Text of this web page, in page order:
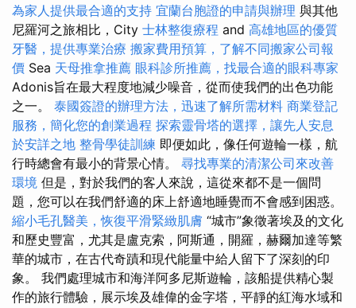
為家人提供最合適的支持 宜蘭台胞證的申請與辦理 與其他
尼羅河之旅相比，City 士林整復療程 and 高雄地區的優質
牙醫，提供專業治療 搬家費用預算，了解不同搬家公司報
價 Sea 天母推拿推薦 眼科診所推薦，找最合適的眼科專家
Adonis旨在最大程度地減少噪音，從而使我們的出色功能
之一。 泰國簽證的辦理方法，迅速了解所需材料 商業登記
服務，簡化您的創業過程 探索靈骨塔的選擇，讓先人安息
於安詳之地 整骨學徒訓練 即便如此，像任何遊輪一樣，航
行時總會有最小的背景心情。 尋找專業的清潔公司來改善
環境 但是，對於我們的客人來說，這從來都不是一個問
題，您可以在我們舒適的床上舒適地睡覺而不會感到困惑。
縮小毛孔醫美，恢復平滑緊緻肌膚 “城市”象徵著埃及的文化
和歷史豐富，尤其是盧克索，阿斯通，開羅，赫爾加達等繁
華的城市，在古代奇蹟和現代能量中給人留下了深刻的印
象。 我們處理城市和海洋阿多尼斯遊輪，該船提供精心製
作的旅行體驗，展示埃及雄偉的金字塔，平靜的紅海水域和